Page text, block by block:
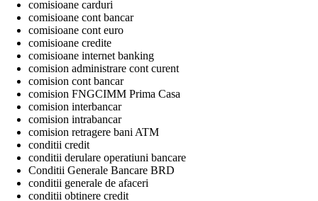
comisioane carduri
comisioane cont bancar
comisioane cont euro
comisioane credite
comisioane internet banking
comision administrare cont curent
comision cont bancar
comision FNGCIMM Prima Casa
comision interbancar
comision intrabancar
comision retragere bani ATM
conditii credit
conditii derulare operatiuni bancare
Conditii Generale Bancare BRD
conditii generale de afaceri
conditii obtinere credit